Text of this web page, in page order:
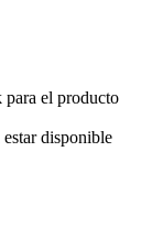
para el producto
disponible